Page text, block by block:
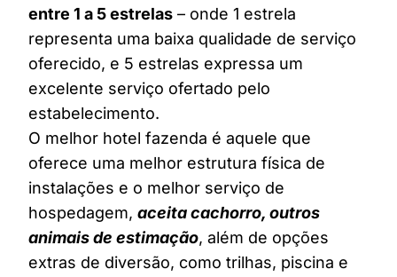
entre 1 a 5 estrelas – onde 1 estrela
representa uma baixa qualidade de serviço
oferecido, e 5 estrelas expressa um
excelente serviço ofertado pelo
estabelecimento.
O melhor hotel fazenda é aquele que
oferece uma melhor estrutura física de
instalações e o melhor serviço de
hospedagem, aceita cachorro, outros
animais de estimação, além de opções
extras de diversão, como trilhas, piscina e